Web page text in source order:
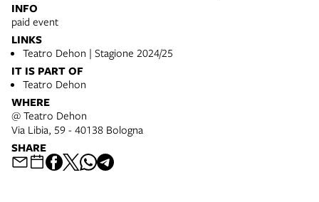
INFO
paid event
LINKS
Teatro Dehon | Stagione 2024/25
IT IS PART OF
Teatro Dehon
WHERE
@ Teatro Dehon
Via Libia, 59 - 40138 Bologna
SHARE